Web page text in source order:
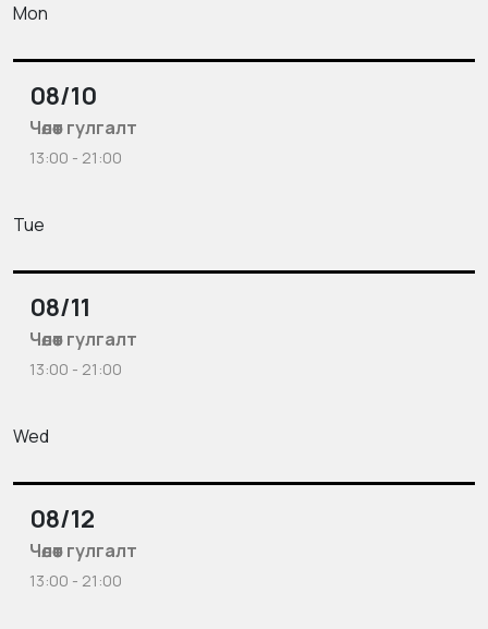
Mon
08/10
Чөлөөт гулгалт
13:00 - 21:00
Tue
08/11
Чөлөөт гулгалт
13:00 - 21:00
Wed
08/12
Чөлөөт гулгалт
13:00 - 21:00